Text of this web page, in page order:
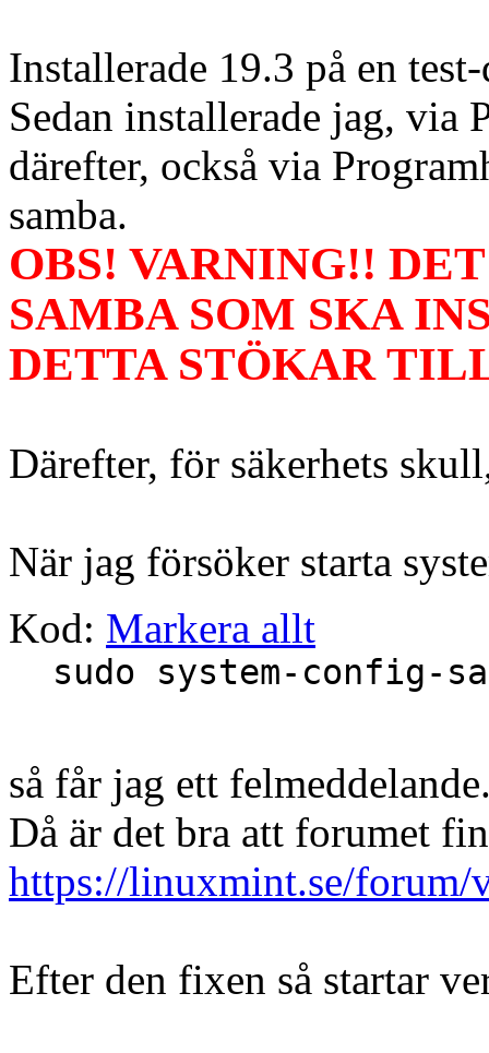
Installerade 19.3 på en
Sedan installerade jag, via
därefter, också via
samba.
OBS! VARNING!!
SAMBA SOM SKA
DETTA STÖKAR
Därefter, för säkerhets
När jag försöker starta
Kod: Markera allt
sudo system-config-
så får jag ett
Då är det bra att forumet
https://linuxmint.se/
Efter den fixen så startar